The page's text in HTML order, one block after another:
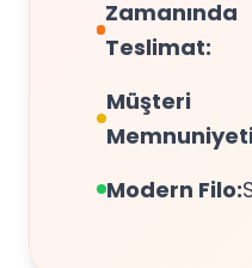
Zamanında
Teslimat:
Müşteri
Modern Filo: